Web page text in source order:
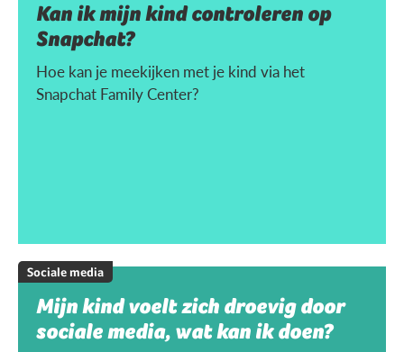
Kan ik mijn kind controleren op
Snapchat?
Hoe kan je meekijken met je kind via het
Snapchat Family Center?
Sociale media
Mijn kind voelt zich droevig door
sociale media, wat kan ik doen?